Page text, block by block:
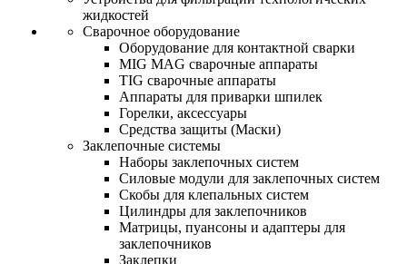
жидкостей
Сварочное оборудование
Оборудование для контактной сварки
MIG MAG сварочные аппараты
TIG сварочные аппараты
Аппараты для приварки шпилек
Горелки, аксессуары
Средства защиты (Маски)
Заклепочные системы
Наборы заклепочных систем
Силовые модули для заклепочных систем
Скобы для клепальных систем
Цилиндры для заклепочников
Матрицы, пуансоны и адаптеры для
заклепочников
Заклепки